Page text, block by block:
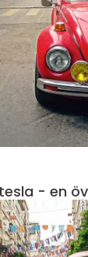
- en